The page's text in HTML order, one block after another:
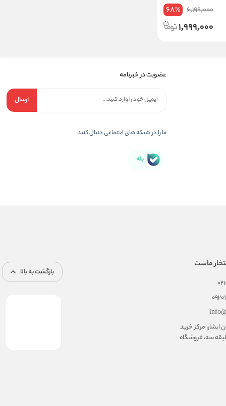
6,199,000
68%
1,999,000
عضویت در خبرنامه
ارسال
ما را در شبکه های اجتماعی دنبال کنید
بله
ماست
مرکز خرید
سه، فروشگاه
بازگشت به بالا